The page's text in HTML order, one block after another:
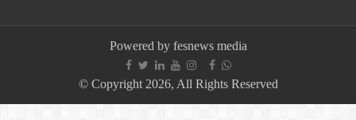
Powered by fesnews media
© Copyright 2026, All Rights Reserved